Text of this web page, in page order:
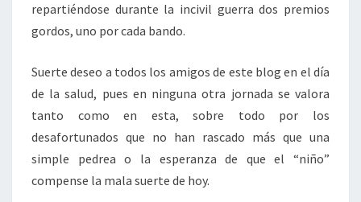
repartiéndose durante la incivil guerra dos premios
gordos, uno por cada bando.
Suerte deseo a todos los amigos de este blog en el día
de la salud, pues en ninguna otra jornada se valora
tanto como en esta, sobre todo por los
desafortunados que no han rascado más que una
simple pedrea o la esperanza de que el “niño”
compense la mala suerte de hoy.